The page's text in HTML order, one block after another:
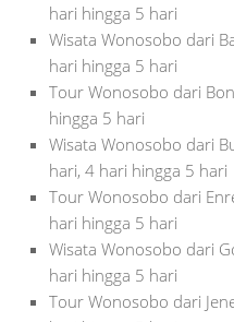
hari hingga 5 hari
Wisata Wonosobo dari
hari hingga 5 hari
Tour Wonosobo dari
hingga 5 hari
Wisata Wonosobo dari
hari, 4 hari hingga 5 hari
Tour Wonosobo dari
hari hingga 5 hari
Wisata Wonosobo dari
hari hingga 5 hari
Tour Wonosobo dari